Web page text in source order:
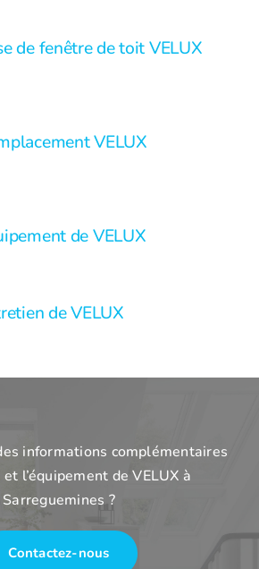
de fenêtre de toit VELUX
VELUX
de VELUX
de VELUX
informations complémentaires
l’équipement de VELUX à
Sarreguemines ?
Contactez-nous